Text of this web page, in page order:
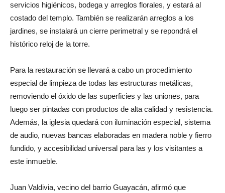
servicios higiénicos, bodega y arreglos florales, y estará al
costado del templo. También se realizarán arreglos a los
jardines, se instalará un cierre perimetral y se repondrá el
histórico reloj de la torre.
Para la restauración se llevará a cabo un procedimiento
especial de limpieza de todas las estructuras metálicas,
removiendo el óxido de las superficies y las uniones, para
luego ser pintadas con productos de alta calidad y resistencia.
Además, la iglesia quedará con iluminación especial, sistema
de audio, nuevas bancas elaboradas en madera noble y fierro
fundido, y accesibilidad universal para las y los visitantes a
este inmueble.
Juan Valdivia, vecino del barrio Guayacán, afirmó que